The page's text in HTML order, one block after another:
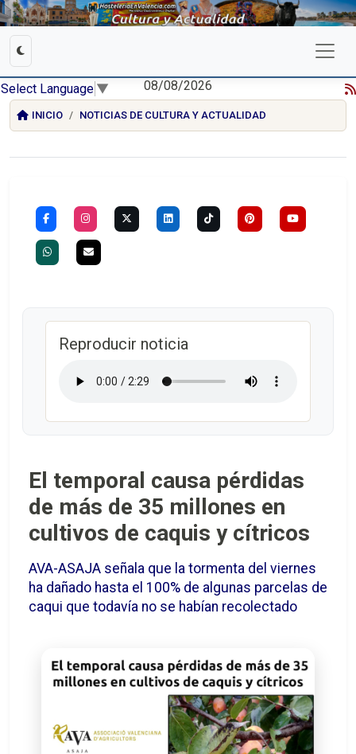
Select Language ▼ 08/08/2026
INICIO NOTICIAS DE CULTURA Y ACTUALIDAD
Reproducir noticia
El temporal causa pérdidas
de más de 35 millones en
cultivos de caquis y cítricos
AVA-ASAJA señala que la tormenta del viernes
ha dañado hasta el 100% de algunas parcelas de
caqui que todavía no se habían recolectado